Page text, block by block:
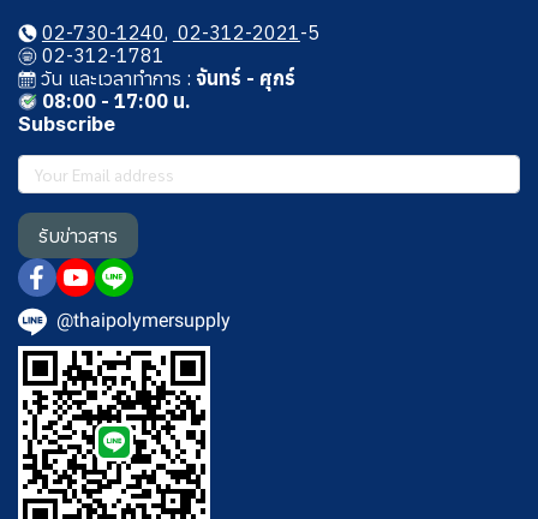
02-730-1240, 02-312-2021-5
02-312-1781
วัน และเวลาทําการ :จันทร์ - ศุกร์
08:00 - 17:00 น.
Subscribe
รับข่าวสาร
@thaipolymersupply